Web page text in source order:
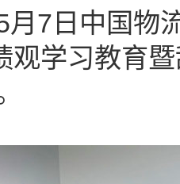
7日中国物
观学习教育